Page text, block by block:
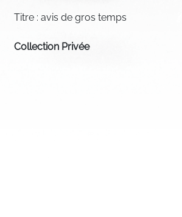
Titre : avis de gros temps
Collection Privée